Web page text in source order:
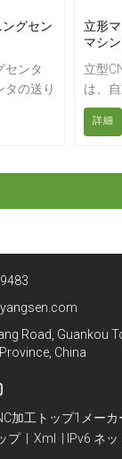
最大限
間工学
ま
ングセン
センタ
タの送り
御され
ーター
部品の
工、ボー
採用し
おける各
産およ
す。
立形
マシ
立型
は、
技術
生産
マシ
ての
ンナ
詳細
Road, Guankou
China
加工トップ1メーカ
プ Xml IPv6 ネ